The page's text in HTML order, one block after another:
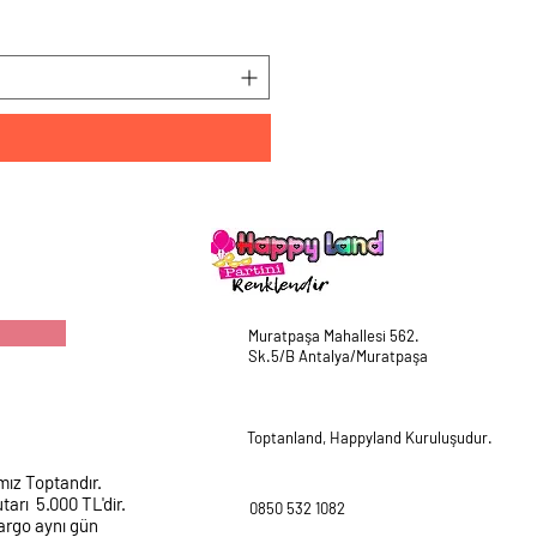
Toptandır.
5.000 TL'dir.
aynı gün
Muratpaşa Mahallesi 562.
Sk.5/B Antalya/Muratpaşa
Toptanland, Happyland Kuruluşudur.
0850 532 1082